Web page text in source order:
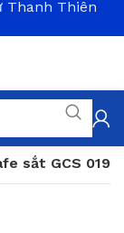
sắt GCS 019
Thanh Thiên